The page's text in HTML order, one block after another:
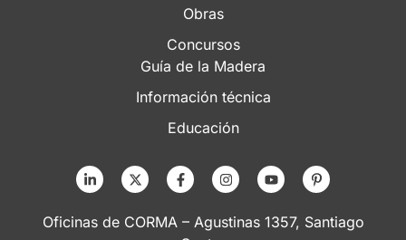
Obras
Concursos
Guía de la Madera
Información técnica
Educación
Oficinas de CORMA – Agustinas 1357, Santiago